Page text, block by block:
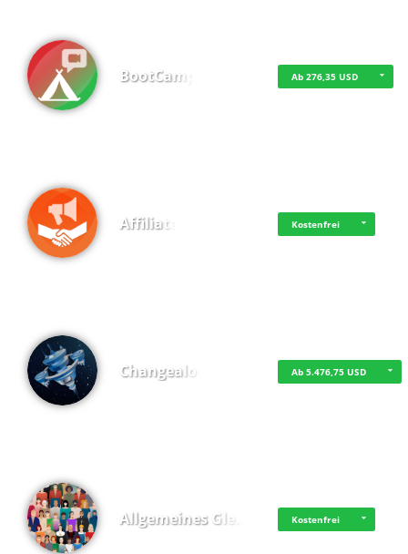
BootCamp Ab 276,35 USD
Affiliate Kostenfrei
Changealot Ab 5.476,75 USD
Allgemeines Gle… Kostenfrei